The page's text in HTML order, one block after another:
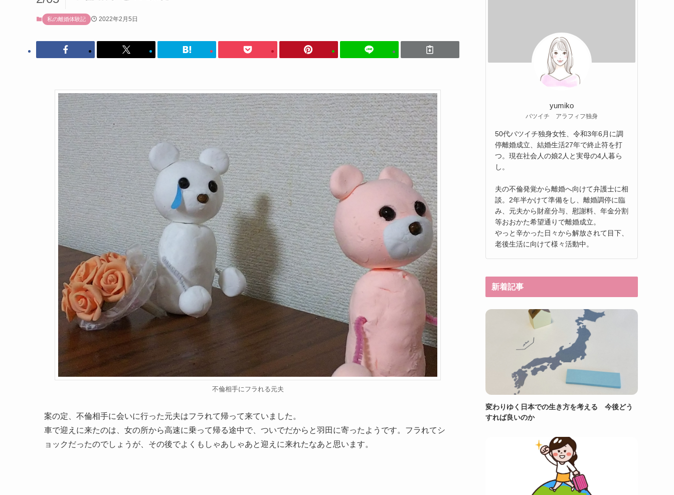
私の離婚体験記 2022年2月5日
不倫相手にフラれる元夫
案の定、不倫相手に会いに行った元夫はフラれて帰って来ていました。
車で迎えに来たのは、女の所から高速に乗って帰る途中で、ついでだからと羽田に寄ったようです。フラれてシ
ョックだったのでしょうが、その後でよくもしゃあしゃあと迎えに来れたなあと思います。
yumiko
バツイチ アラフィフ独身
50代バツイチ独身女性、令和3年6月に調
停離婚成立、結婚生活27年で終止符を打
つ。現在社会人の娘2人と実母の4人暮ら
し。
夫の不倫発覚から離婚へ向けて弁護士に相
談。2年半かけて準備をし、離婚調停に臨
み、元夫から財産分与、慰謝料、年金分割
等おおかた希望通りで離婚成立。
やっと辛かった日々から解放されて目下、
老後生活に向けて様々活動中。
新着記事
変わりゆく日本での生き方を考える 今後どう
すれば良いのか